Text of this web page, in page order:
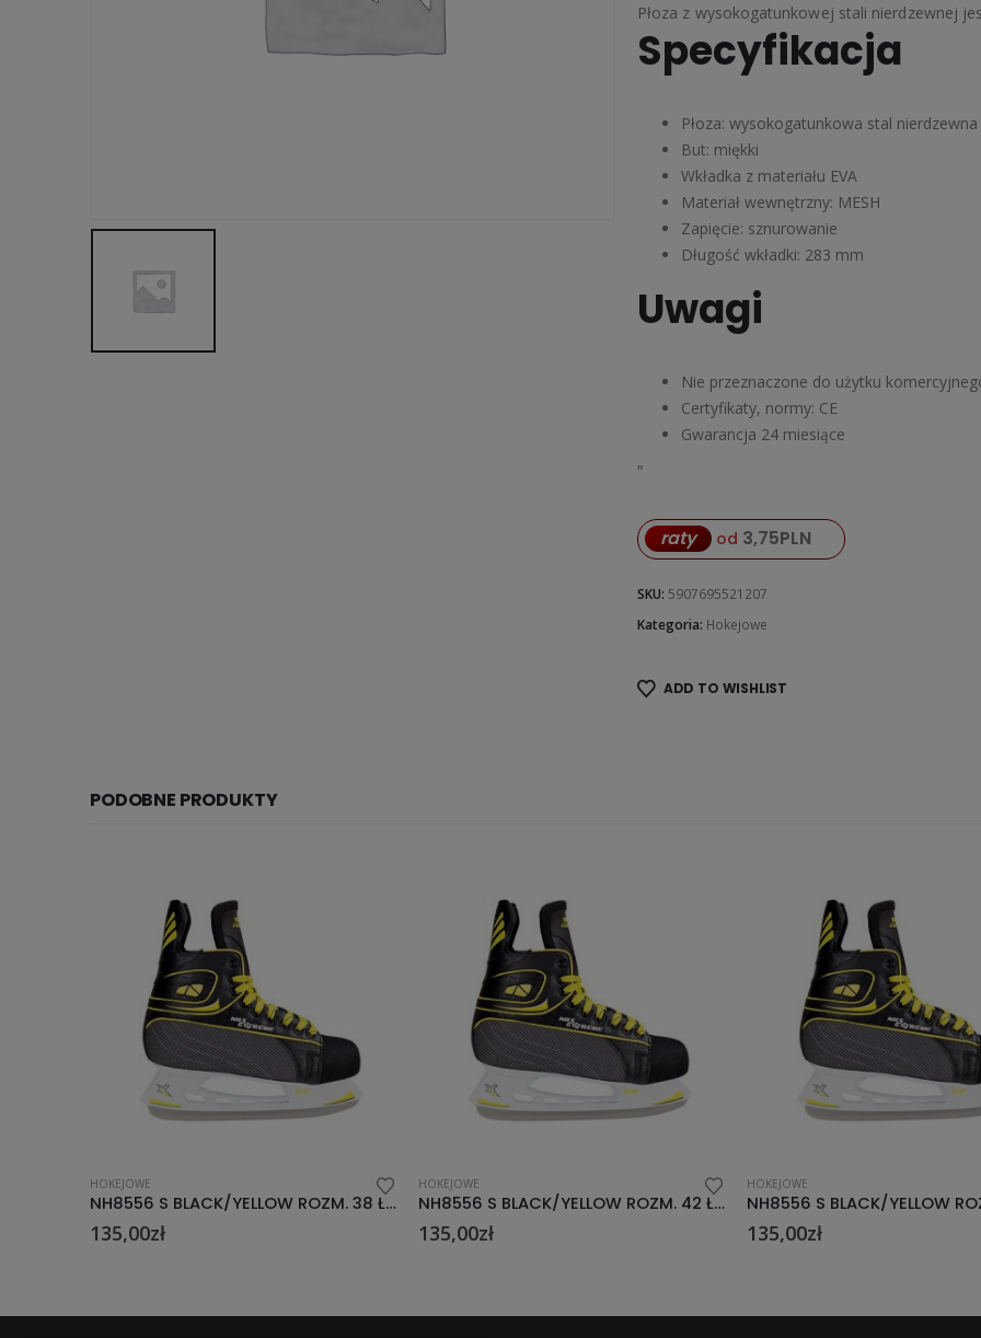
Płoza z wysokogatunkowej stali nierdzewnej
Specyfikacja
Płoza: wysokogatunkowa stal nierdzewna
But: miękki
Wkładka z materiału EVA
Materiał wewnętrzny: MESH
Zapięcie: sznurowanie
Długość wkładki: 283 mm
Uwagi
Nie przeznaczone do użytku
Certyfikaty, normy: CE
Gwarancja 24 miesiące
„
raty od 3,75PLN
SKU: 5907695521207
Kategoria: Hokejowe
ADD TO WISHLIST
PODOBNE PRODUKTY
HOKEJOWE
NH8556 S BLACK/YELLOW ROZM. 42 ŁYŻWY HOKEJOWE NILS EXTREME
135,00zł
HOKEJOWE
NH8556 S BLACK/YELLOW ROZM. 40 ŁYŻWY HOKEJOWE NILS EXTREME
135,00zł
HOKEJOWE
129,00zł